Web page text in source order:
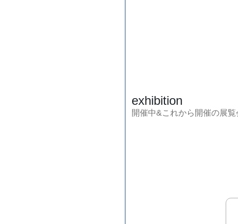
exhibition
開催中&これから開催の展覧